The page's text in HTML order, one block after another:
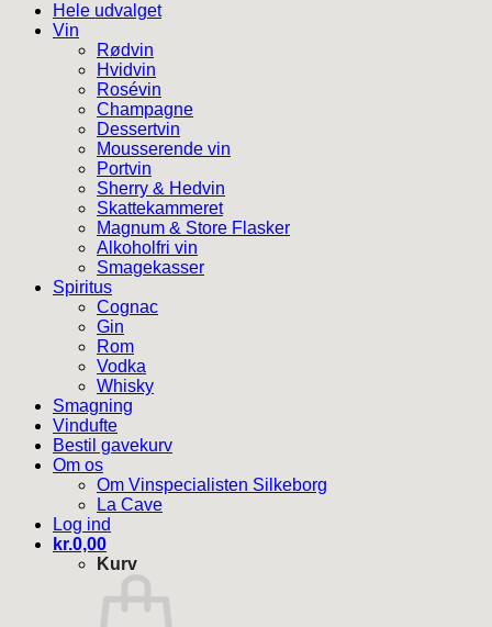
Hele udvalget
Vin
Rødvin
Hvidvin
Rosévin
Champagne
Dessertvin
Mousserende vin
Portvin
Sherry & Hedvin
Skattekammeret
Magnum & Store Flasker
Alkoholfri vin
Smagekasser
Spiritus
Cognac
Gin
Rom
Vodka
Whisky
Smagning
Vindufte
Bestil gavekurv
Om os
Om Vinspecialisten Silkeborg
La Cave
Log ind
kr.0,00
Kurv